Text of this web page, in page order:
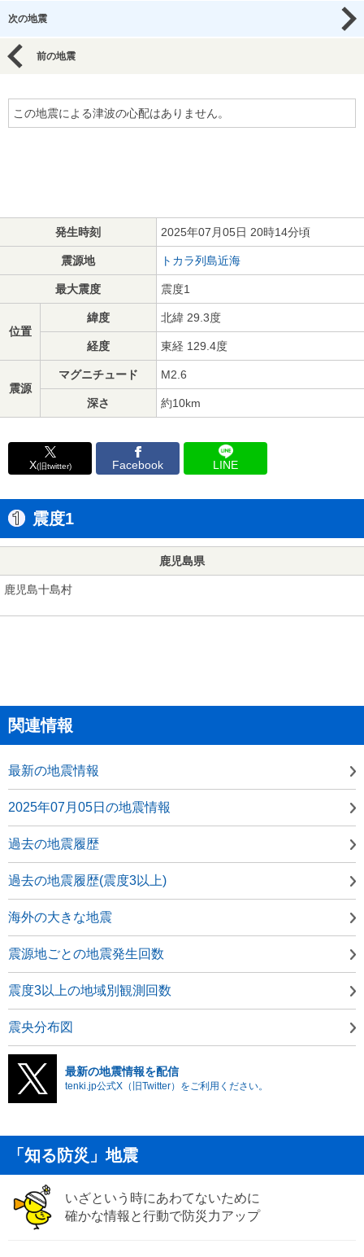
次の地震
前の地震
この地震による津波の心配はありません。
発生時刻 2025年07月05日 20時14分頃
震源地 トカラ列島近海
最大震度 震度1
位置
緯度 北緯 29.3度
経度 東経 129.4度
震源
マグニチュード M2.6
深さ 約10km
X(旧twitter) Facebook LINE
震度1
鹿児島県
鹿児島十島村
関連情報
最新の地震情報
2025年07月05日の地震情報
過去の地震履歴
過去の地震履歴(震度3以上)
海外の大きな地震
震源地ごとの地震発生回数
震度3以上の地域別観測回数
震央分布図
最新の地震情報を配信
tenki.jp公式X（旧Twitter）をご利用ください。
「知る防災」地震
いざという時にあわてないために
確かな情報と行動で防災力アップ